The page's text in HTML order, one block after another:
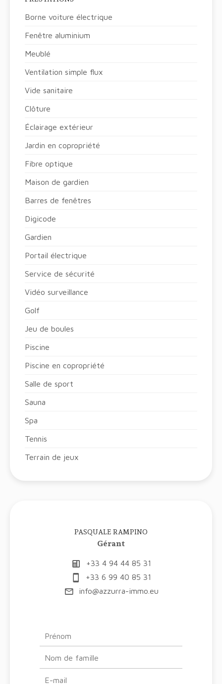
Borne voiture électrique
Fenêtre aluminium
Meublé
Ventilation simple flux
Vide sanitaire
Clôture
Éclairage extérieur
Jardin en copropriété
Fibre optique
Maison de gardien
Barres de fenêtres
Digicode
Gardien
Portail électrique
Service de sécurité
Vidéo surveillance
Golf
Jeu de boules
Piscine
Piscine en copropriété
Salle de sport
Sauna
Spa
Tennis
Terrain de jeux
PASQUALE RAMPINO
Gérant
+33 4 94 44 85 31
+33 6 99 40 85 31
info@azzurra-immo.eu